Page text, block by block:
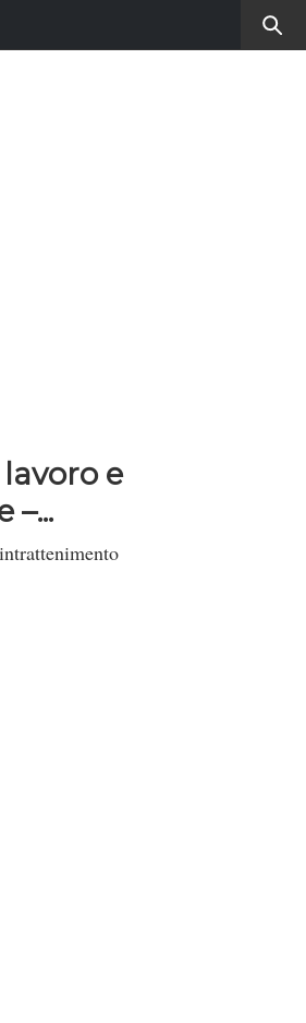
e
–...